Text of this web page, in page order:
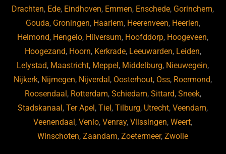
Drachten, Ede, Eindhoven, Emmen, Enschede, Gorinchem,
Gouda, Groningen, Haarlem, Heerenveen, Heerlen,
Helmond, Hengelo, Hilversum, Hoofddorp, Hoogeveen,
Hoogezand, Hoorn, Kerkrade, Leeuwarden, Leiden,
Lelystad, Maastricht, Meppel, Middelburg, Nieuwegein,
Nijkerk, Nijmegen, Nijverdal, Oosterhout, Oss, Roermond,
Roosendaal, Rotterdam, Schiedam, Sittard, Sneek,
Stadskanaal,Ter Apel,Tiel,Tilburg, Utrecht,Veendam,
Veenendaal,Venlo,Venray,Vlissingen,Weert,
Winschoten,Zaandam,Zoetermeer,Zwolle